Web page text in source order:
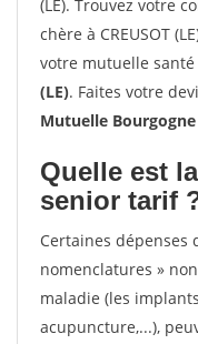
(LE). Trouvez votre
chère à CREUSOT
votre mutuelle santé
(LE). Faites votre
Mutuelle Bourgogne
Quelle est
senior tarif
Certaines dépenses
nomenclatures »
maladie (les
acupuncture,...),